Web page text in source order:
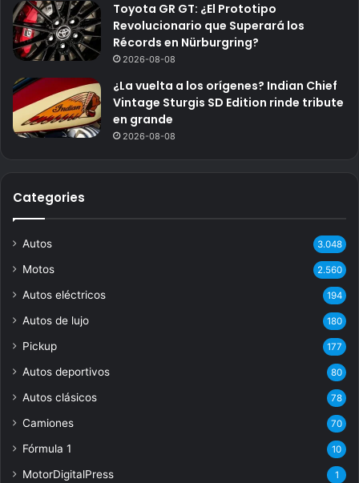
Toyota GR GT: ¿El Prototipo
Revolucionario que Superará los
Récords en Nürburgring?
2026-08-08
¿La vuelta a los orígenes? Indian Chief
Vintage Sturgis SD Edition rinde tribute
en grande
2026-08-08
Categories
Autos 3.048
Motos 2.560
Autos eléctricos 194
Autos de lujo 180
Pickup 177
Autos deportivos 80
Autos clásicos 78
Camiones 70
Fórmula 1 10
MotorDigitalPress 1